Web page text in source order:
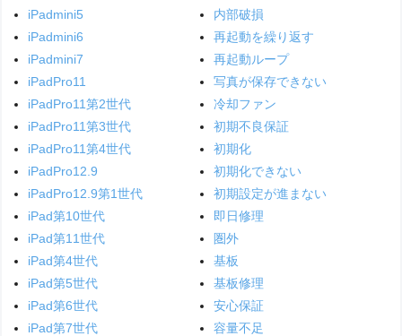
iPadmini5
iPadmini6
iPadmini7
iPadPro11
iPadPro11第2世代
iPadPro11第3世代
iPadPro11第4世代
iPadPro12.9
iPadPro12.9第1世代
iPad第10世代
iPad第11世代
iPad第4世代
iPad第5世代
iPad第6世代
iPad第7世代
内部破損
再起動を繰り返す
再起動ループ
写真が保存できない
冷却ファン
初期不良保証
初期化
初期化できない
初期設定が進まない
即日修理
圏外
基板
基板修理
安心保証
容量不足